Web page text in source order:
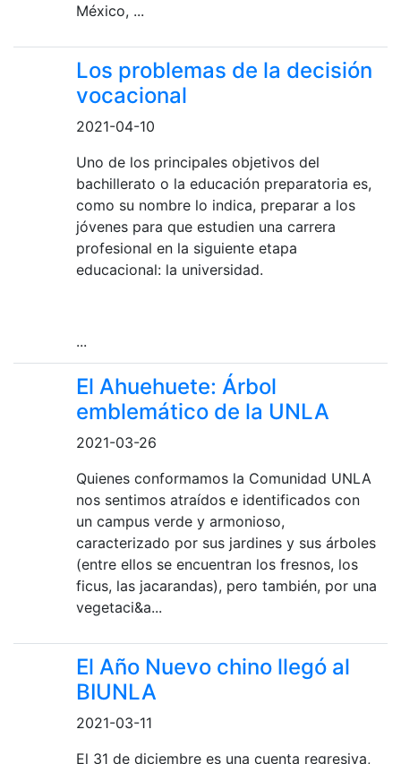
México, ...
Los problemas de la decisión
vocacional
2021-04-10
Uno de los principales objetivos del
bachillerato o la educación preparatoria es,
como su nombre lo indica, preparar a los
jóvenes para que estudien una carrera
profesional en la siguiente etapa
educacional: la universidad.
...
El Ahuehuete: Árbol
emblemático de la UNLA
2021-03-26
Quienes conformamos la Comunidad UNLA
nos sentimos atraídos e identificados con
un campus verde y armonioso,
caracterizado por sus jardines y sus árboles
(entre ellos se encuentran los fresnos, los
ficus, las jacarandas), pero también, por una
vegetaci&a...
El Año Nuevo chino llegó al
BIUNLA
2021-03-11
El 31 de diciembre es una cuenta regresiva,